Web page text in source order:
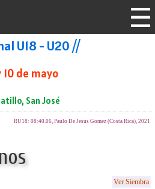
U18 - U20 //
de mayo
San José
RU18: 08:40.06, Paulo De Jesus Gomez (Costa Rica), 2021
Ver Siembra